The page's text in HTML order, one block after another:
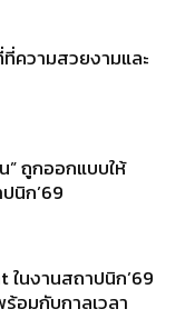
ความสวยงามและ
” ถูกออกแบบให้
นิก’69
ในงานสถาปนิก’69
อมกับกาลเวลา